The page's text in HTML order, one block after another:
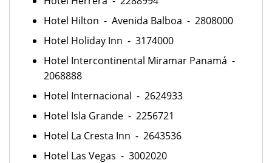
Hotel Hilton - Avenida Balboa - 2808000
Hotel Holiday Inn - 3174000
Hotel Intercontinental Miramar Panamá -
2068888
Hotel Internacional - 2624933
Hotel Isla Grande - 2256721
Hotel La Cresta Inn - 2643536
Hotel Las Vegas - 3002020